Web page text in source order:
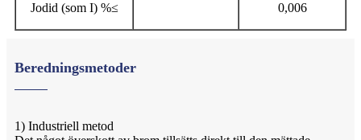
Jodid (som I) %≤ 0,006
Beredningsmetoder
1) Industriell metod